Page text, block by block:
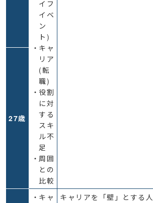
イフ
イベ
ン
ト)
キャ
リア
(転
職)
役割
に対
する
スキ
ル不
足
周囲
との
比較
27歳
キャ
キャリアを「壁」とする人